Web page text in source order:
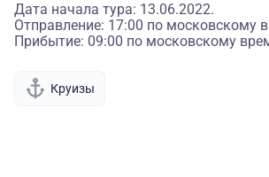
Дата начала тура: 13.06.2022.
Отправление: 17:00 по московскому
Прибытие: 09:00 по московскому
Круизы